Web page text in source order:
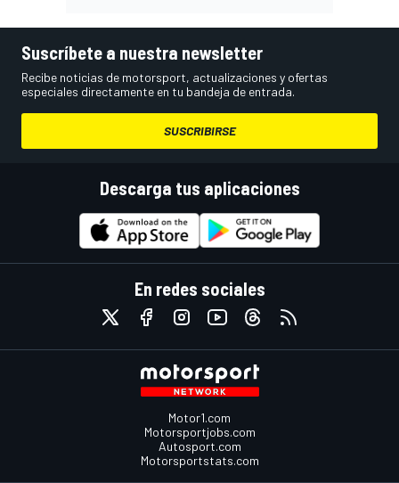
Suscríbete a nuestra newsletter
Recibe noticias de motorsport, actualizaciones y ofertas
especiales directamente en tu bandeja de entrada.
SUSCRIBIRSE
Descarga tus aplicaciones
En redes sociales
Motor1.com
Motorsportjobs.com
Autosport.com
Motorsportstats.com